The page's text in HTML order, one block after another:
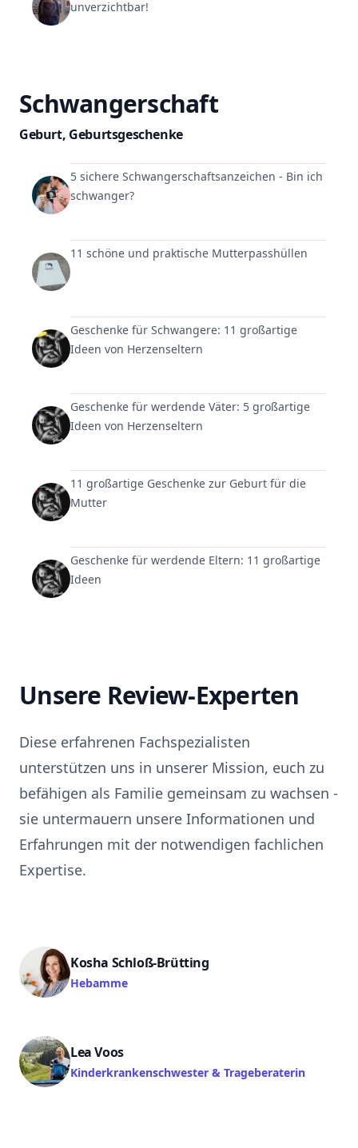
unverzichtbar!
Schwangerschaft
Geburt, Geburtsgeschenke
5 sichere Schwangerschaftsanzeichen - Bin ich
schwanger?
11 schöne und praktische Mutterpasshüllen
Geschenke für Schwangere: 11 großartige
Ideen von Herzenseltern
Geschenke für werdende Väter: 5 großartige
Ideen von Herzenseltern
11 großartige Geschenke zur Geburt für die
Mutter
Geschenke für werdende Eltern: 11 großartige
Ideen
Unsere Review-Experten
Diese erfahrenen Fachspezialisten
unterstützen uns in unserer Mission, euch zu
befähigen als Familie gemeinsam zu wachsen -
sie untermauern unsere Informationen und
Erfahrungen mit der notwendigen fachlichen
Expertise.
Kosha Schloß-Brütting
Hebamme
Lea Voos
Kinderkrankenschwester & Trageberaterin